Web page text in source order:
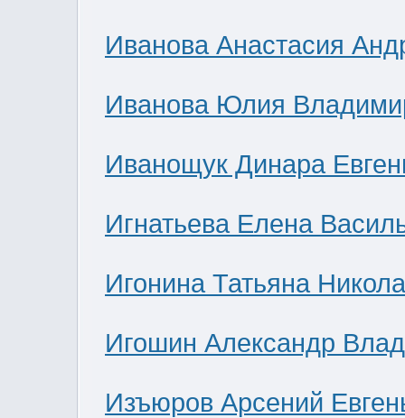
Иванова Анастасия
Иванова Юлия
Иванощук Динара
Игнатьева Елена
Игонина Татьяна
Игошин Александр
Изъюров Арсений